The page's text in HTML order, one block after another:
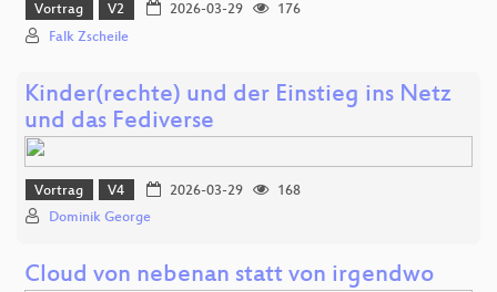
Vortrag V2 2026-03-29
176
Falk Zscheile
Kinder(rechte) und der Einstieg ins Netz
und das Fediverse
Vortrag V4 2026-03-29
168
Dominik George
Cloud von nebenan statt von irgendwo